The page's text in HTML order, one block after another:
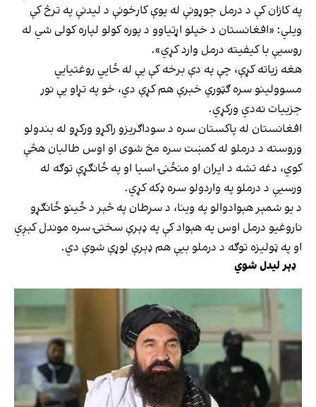
په کازان کې د درمل جوړونې له یوې کارخونې د لیدنې په ترڅ کې
ویلي: «افغانستان د خپلو اړتیاوو د پوره کولو لپاره کولی شي له
روسیې با کیفیته درمل وارد کړي».
هغه زیاته کړې، چې په دې برخه کې یې له ځايي روغتیايي
مسوولینو سره ګټورې خبرې هم کړې دي، خو په تړاو یې نور
جزییات نه‌دي ورکړي.
افغانستان له پاکستان سره د سوداګریزو راکړو ورکړو له بندولو
وروسته د درملو له کمښت سره مخ شوی او اوس طالبان هڅې
کوي، دغه تشه د ایران او منځنۍ اسیا او په ځانګړې توګه له
ورسیې د درملو په واردولو سره ډکه کړي.
د یو شمېر هېوادوالو په وینا، د سرطان په څېر د ځینو ځانګړو
ناروغیو درمل اوس په هېواد کې په ډېرې سختۍ سره موندل کېږي
او په ټولیزه توګه د درملو بیې هم ډېرې لوړې شوې دي.
ډېر لیدل شوي